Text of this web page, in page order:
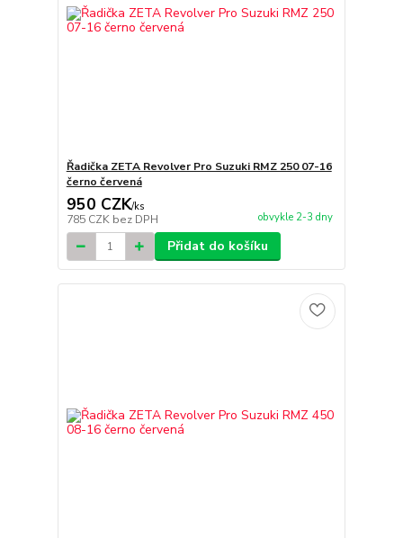
Řadička ZETA Revolver Pro Suzuki RMZ 250 07-16
černo červená
950 CZK/ks
785 CZK bez DPH obvykle 2-3 dny
Přidat do košíku